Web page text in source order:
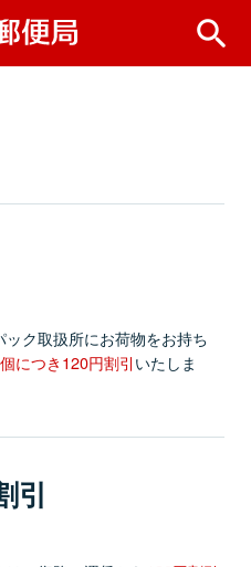
ク取扱所にお荷物をお持ち
につき120円割引いたしま
引